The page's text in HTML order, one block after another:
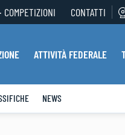
COMPETIZIONI CONTATTI
ATTIVITÀ FEDERALE
NEWS